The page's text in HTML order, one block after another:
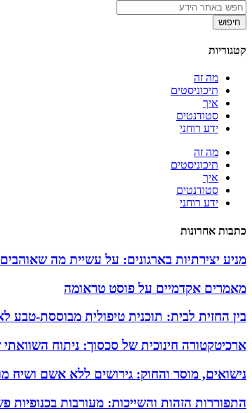
חיפוש
קטגוריות
מה זה
תיכוניסטים
איך
סטודנטים
ידע רוחני
מה זה
תיכוניסטים
איך
סטודנטים
ידע רוחני
כתבות אחרונות
מניע יצירתיות בארגונים: על עשיית מה
מאמרים אקדמיים על פוסט טראומה
בין החזית לבית: תוכנית טיפולית מבוססת-טבע
ארכיטקטורה חינוכית של סכסוך: ניתוח
נישואים, מוסר והחוק: גירושים ללא אשם ושיח
התפוררות הזהות והשייכות: מעורבות